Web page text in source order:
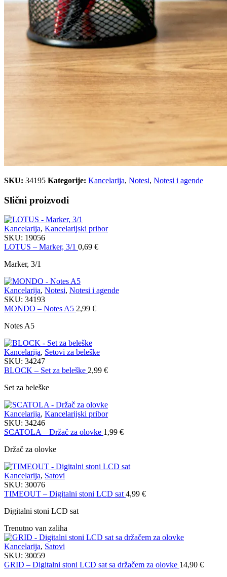
SKU: 34195 Kategorije: Kancelarija, Notesi, Notesi i agende
Slični proizvodi
Kancelarija, Kancelarijski pribor
SKU: 19056
LOTUS – Marker, 3/1 0,69 €
Marker, 3/1
Kancelarija, Notesi, Notesi i agende
SKU: 34193
MONDO – Notes A5 2,99 €
Notes A5
Kancelarija, Setovi za beleške
SKU: 34247
BLOCK – Set za beleške 2,99 €
Set za beleške
Kancelarija, Kancelarijski pribor
SKU: 34246
SCATOLA – Držač za olovke 1,99 €
Držač za olovke
Kancelarija, Satovi
SKU: 30076
TIMEOUT – Digitalni stoni LCD sat 4,99 €
Digitalni stoni LCD sat
Trenutno van zaliha
Kancelarija, Satovi
SKU: 30059
GRID – Digitalni stoni LCD sat sa držačem za olovke 14,90 €